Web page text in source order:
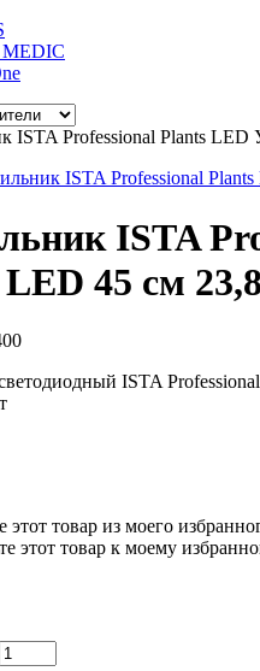
ISTA
45 см
ISTA
этот товар из моего
этот товар к моему